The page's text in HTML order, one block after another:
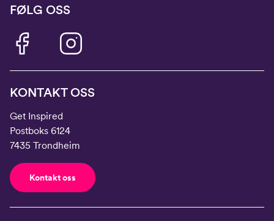
FØLG OSS
KONTAKT OSS
Get Inspired
Postboks 6124
7435 Trondheim
Kontakt oss